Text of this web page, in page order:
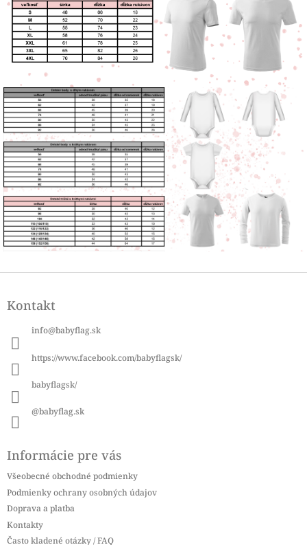
pKontakt
info@babyflag.sk
https://www.facebook.com/babyflagsk/
babyflagsk/
@babyflag.sk
Informácie pre vás
Všeobecné obchodné podmienky
Podmienky ochrany osobných údajov
Doprava a platba
Kontakty
Často kladené otázky / FAQ